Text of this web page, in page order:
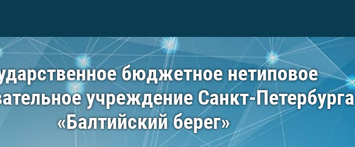
бюджетное нетиповое
учреждение Санкт-Петербурга
«Балтийский берег»